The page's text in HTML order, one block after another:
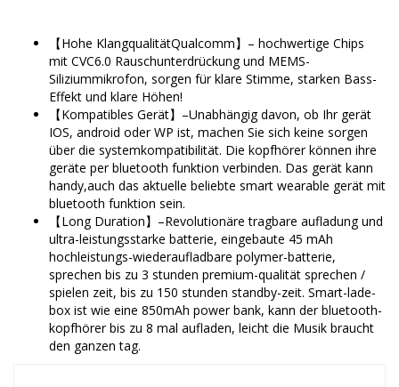
【Hohe KlangqualitätQualcomm】– hochwertige Chips
mit CVC6.0 Rauschunterdrückung und MEMS-
Siliziummikrofon, sorgen für klare Stimme, starken Bass-
Effekt und klare Höhen!
【Kompatibles Gerät】–Unabhängig davon, ob Ihr gerät
IOS, android oder WP ist, machen Sie sich keine sorgen
über die systemkompatibilität. Die kopfhörer können ihre
geräte per bluetooth funktion verbinden. Das gerät kann
handy,auch das aktuelle beliebte smart wearable gerät mit
bluetooth funktion sein.
【Long Duration】–Revolutionäre tragbare aufladung und
ultra-leistungsstarke batterie, eingebaute 45 mAh
hochleistungs-wiederaufladbare polymer-batterie,
sprechen bis zu 3 stunden premium-qualität sprechen /
spielen zeit, bis zu 150 stunden standby-zeit. Smart-lade-
box ist wie eine 850mAh power bank, kann der bluetooth-
kopfhörer bis zu 8 mal aufladen, leicht die Musik braucht
den ganzen tag.